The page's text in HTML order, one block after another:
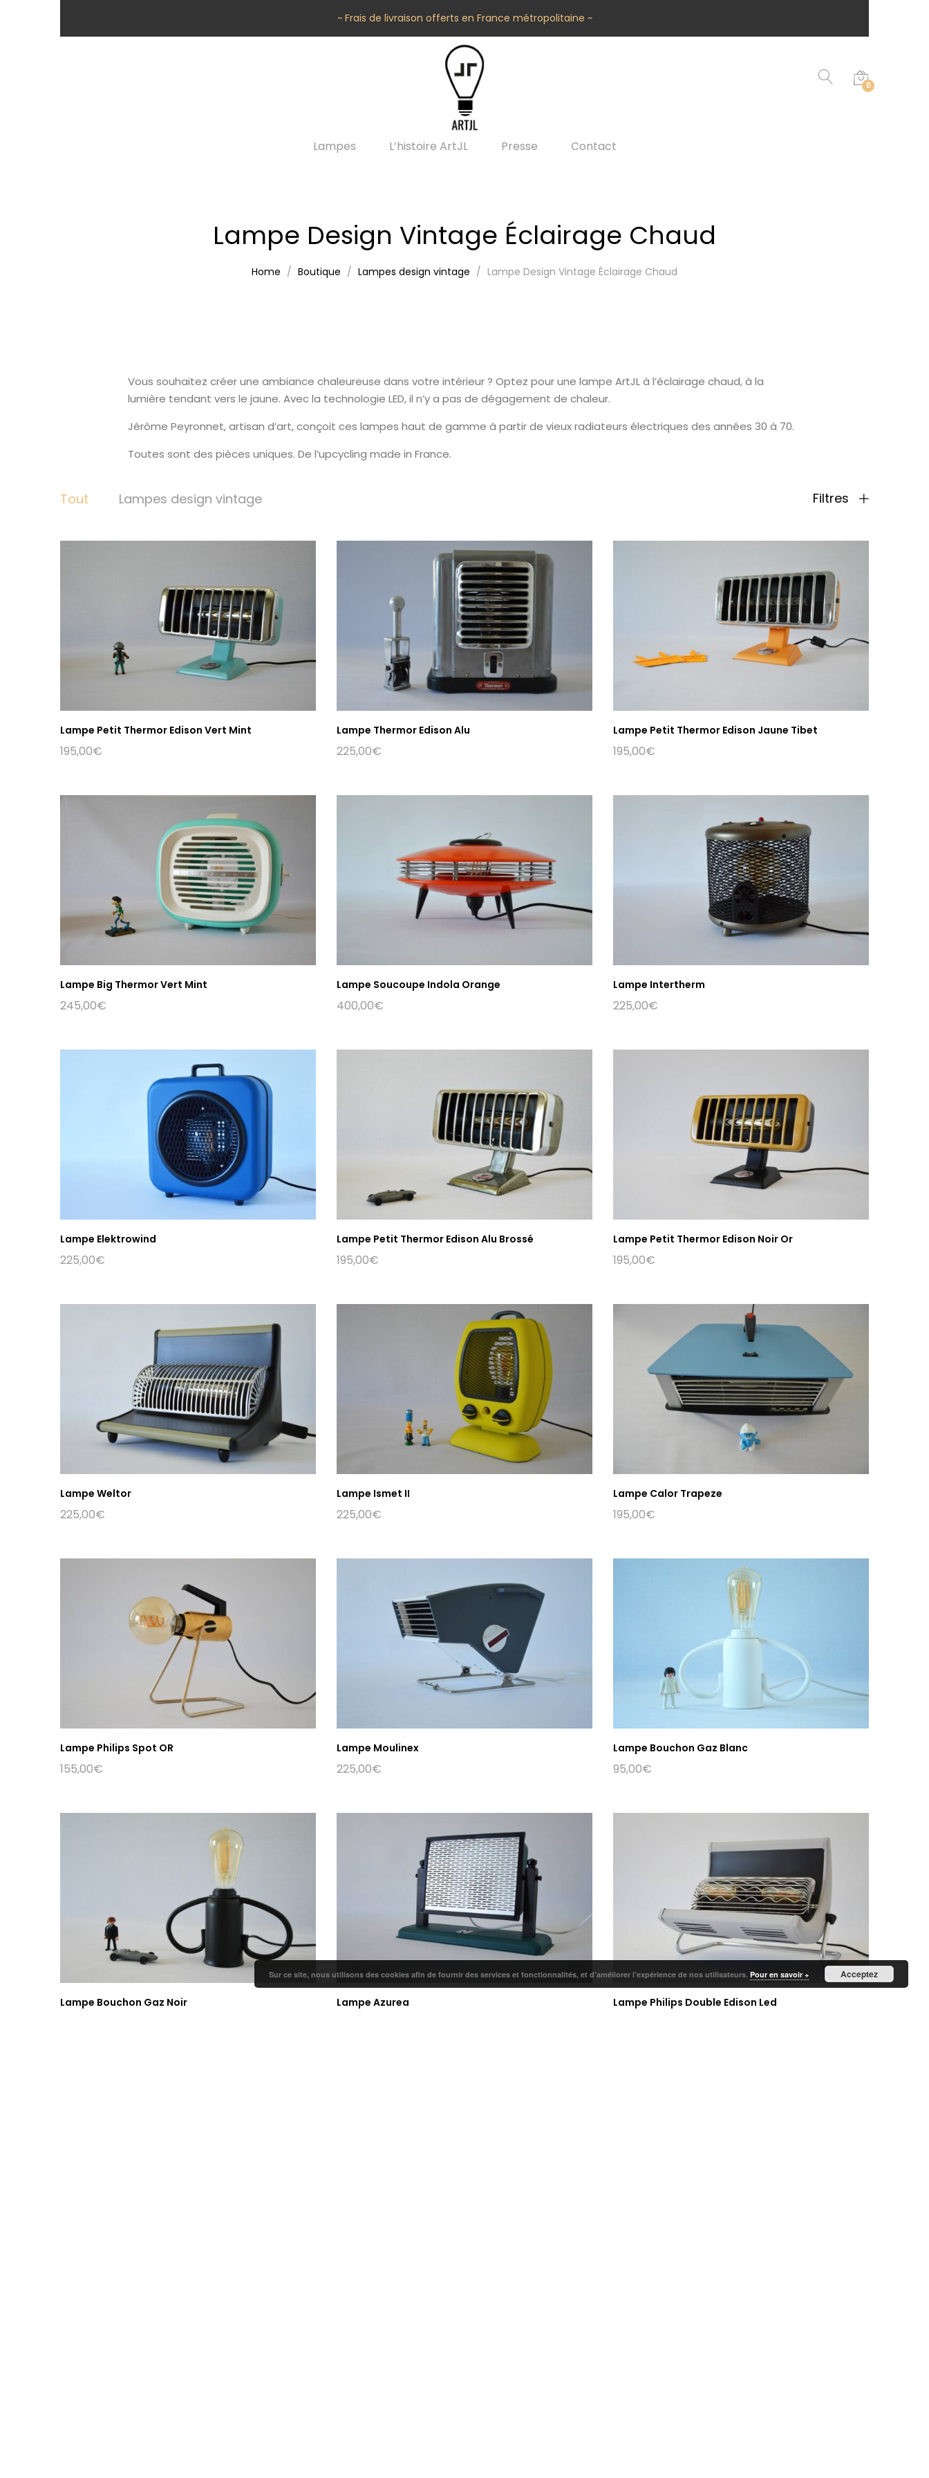
~ Frais de livraison offerts en France métropolitaine ~
0
Lampes L’histoire ArtJL Presse Contact
Lampe Design Vintage Éclairage Chaud
Home Boutique Lampes design vintage Lampe Design Vintage Éclairage Chaud
Vous souhaitez créer une ambiance chaleureuse dans votre intérieur ? Optez pour une lampe ArtJL à l’éclairage chaud, à la
lumière tendant vers le jaune. Avec la technologie LED, il n’y a pas de dégagement de chaleur.
Jérôme Peyronnet, artisan d’art, conçoit ces lampes haut de gamme à partir de vieux radiateurs électriques des années 30 à 70.
Toutes sont des pièces uniques. De l’upcycling made in France.
Tout Lampes design vintage Filtres
Lampe Petit Thermor Edison Vert Mint
195,00€
Lampe Thermor Edison Alu
225,00€
Lampe Petit Thermor Edison Jaune Tibet
195,00€
Lampe Big Thermor Vert Mint
245,00€
Lampe Soucoupe Indola Orange
400,00€
Lampe Intertherm
225,00€
Lampe Elektrowind
225,00€
Lampe Petit Thermor Edison Alu Brossé
195,00€
Lampe Petit Thermor Edison Noir Or
195,00€
Lampe Weltor
225,00€
Lampe Ismet II
225,00€
Lampe Calor Trapeze
195,00€
Lampe Philips Spot OR
155,00€
Lampe Moulinex
225,00€
Lampe Bouchon Gaz Blanc
95,00€
Lampe Bouchon Gaz Noir Lampe Azurea Lampe Philips Double Edison Led
Revue de presse
Contact
Plan du site
Sur ce site, nous utilisons des cookies afin de fournir des services et fonctionnalités, et d’améliorer l’expérience de nos utilisateurs. Pour en savoir + Acceptez